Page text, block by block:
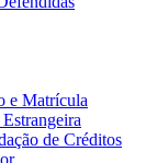
e Matrícula
de Créditos